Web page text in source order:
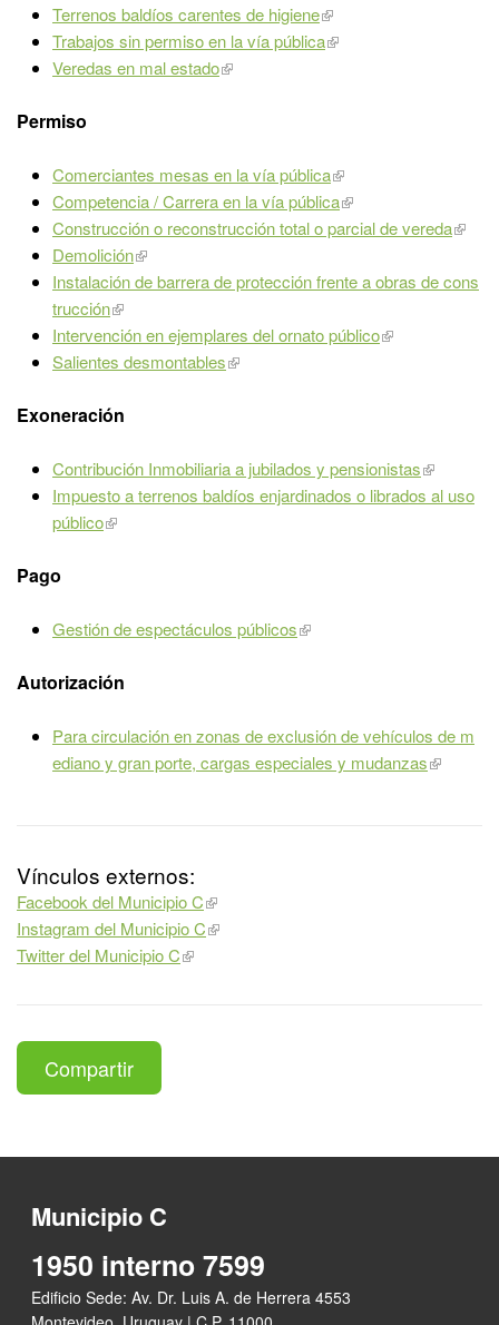
Terrenos baldíos carentes de higiene
Trabajos sin permiso en la vía pública
Veredas en mal estado
Permiso
Comerciantes mesas en la vía pública
Competencia / Carrera en la vía pública
Construcción o reconstrucción total o parcial de vereda
Demolición
Instalación de barrera de protección frente a obras de cons
trucción
Intervención en ejemplares del ornato público
Salientes desmontables
Exoneración
Contribución Inmobiliaria a jubilados y pensionistas
Impuesto a terrenos baldíos enjardinados o librados al uso
público
Pago
Gestión de espectáculos públicos
Autorización
Para circulación en zonas de exclusión de vehículos de m
ediano y gran porte, cargas especiales y mudanzas
Vínculos externos:
Facebook del Municipio C
Instagram del Municipio C
Twitter del Municipio C
Compartir
Municipio C
1950 interno 7599
Edificio Sede: Av. Dr. Luis A. de Herrera 4553